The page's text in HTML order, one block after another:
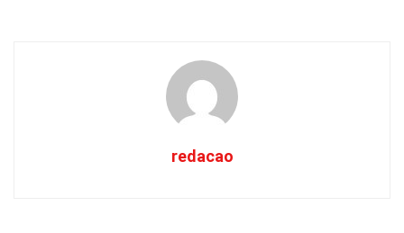
redacao